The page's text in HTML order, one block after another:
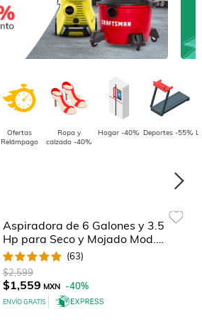
Ofertas
Relámpago
Ropa y
calzado -40%
Hogar -40% Deportes -55%
Aspiradora de 6 Galones y 3.5
Hp para Seco y Mojado Mod.
Cmxevbe17584 Craftsman
(63)
$2,599
$1,559 MXN -40%
ENVÍO GRATIS